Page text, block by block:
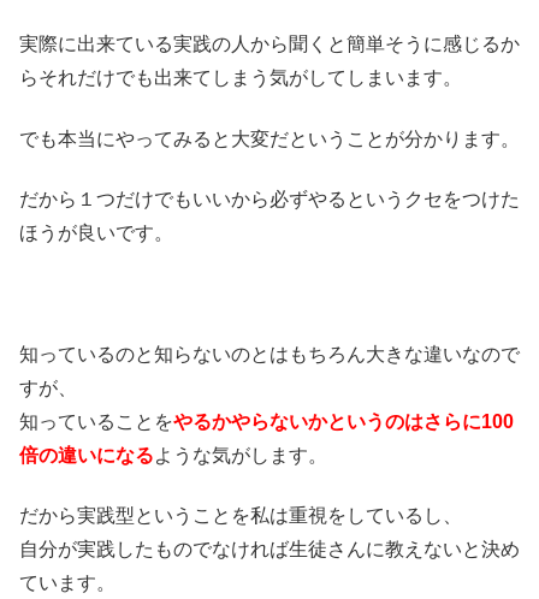
実際に出来ている実践の人から聞くと簡単そうに感じるか
らそれだけでも出来てしまう気がしてしまいます。
でも本当にやってみると大変だということが分かります。
だから１つだけでもいいから必ずやるというクセをつけた
ほうが良いです。
知っているのと知らないのとはもちろん大きな違いなので
すが、
知っていることをやるかやらないかというのはさらに100
倍の違いになるような気がします。
だから実践型ということを私は重視をしているし、
自分が実践したものでなければ生徒さんに教えないと決め
ています。